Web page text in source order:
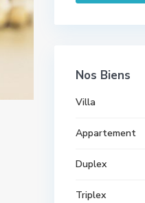
Nos Biens
Villa
Appartement
Duplex
Triplex